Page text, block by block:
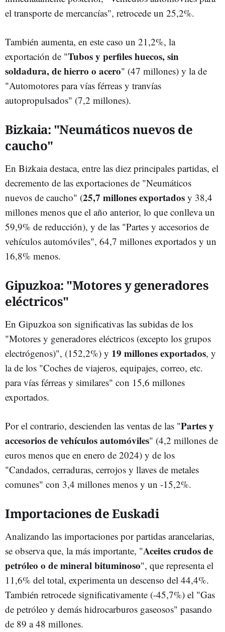
el transporte de mercancías", retrocede un 25,2%.
También aumenta, en este caso un 21,2%, la
exportación de "Tubos y perfiles huecos, sin
soldadura, de hierro o acero" (47 millones) y la de
"Automotores para vías férreas y tranvías
autopropulsados" (7,2 millones).
Bizkaia: "Neumáticos nuevos de
caucho"
En Bizkaia destaca, entre las diez principales partidas, el
decremento de las exportaciones de "Neumáticos
nuevos de caucho" (25,7 millones exportados y 38,4
millones menos que el año anterior, lo que conlleva un
59,9% de reducción), y de las "Partes y accesorios de
vehículos automóviles", 64,7 millones exportados y un
16,8% menos.
Gipuzkoa: "Motores y generadores
eléctricos"
En Gipuzkoa son significativas las subidas de los
"Motores y generadores eléctricos (excepto los grupos
electrógenos)", (152,2%) y 19 millones exportados, y
la de los "Coches de viajeros, equipajes, correo, etc.
para vías férreas y similares" con 15,6 millones
exportados.
Por el contrario, descienden las ventas de las "Partes y
accesorios de vehículos automóviles" (4,2 millones de
euros menos que en enero de 2024) y de los
"Candados, cerraduras, cerrojos y llaves de metales
comunes" con 3,4 millones menos y un -15,2%.
Importaciones de Euskadi
Analizando las importaciones por partidas arancelarias,
se observa que, la más importante, "Aceites crudos de
petróleo o de mineral bituminoso", que representa el
11,6% del total, experimenta un descenso del 44,4%.
También retrocede significativamente (-45,7%) el "Gas
de petróleo y demás hidrocarburos gaseosos" pasando
de 89 a 48 millones.